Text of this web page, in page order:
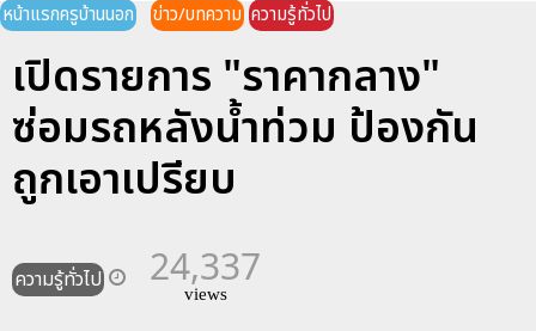
หน้าแรกครูบ้านนอก ข่าว/บทความ ความรู้ทั่วไป
เปิดรายการ "ราคากลาง"
ซ่อมรถหลังน้ำท่วม ป้องกัน
ถูกเอาเปรียบ
ความรู้ทั่วไป 24,337
views